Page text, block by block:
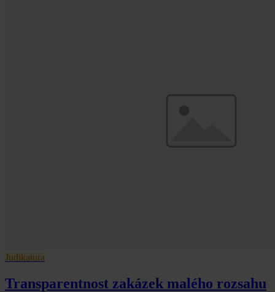
Judikatura
Transparentnost zakázek malého rozsahu